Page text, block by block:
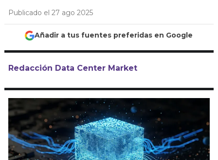
Publicado el 27 ago 2025
Añadir a tus fuentes preferidas en Google
Redacción Data Center Market